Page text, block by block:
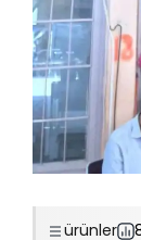
ürünler